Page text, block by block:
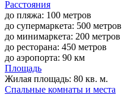
Расстояния
до пляжа: 100 метров
до супермаркета: 500 метров
до минимаркета: 200 метров
до ресторана: 450 метров
до аэропорта: 90 км
Площадь
Жилая площадь: 80 кв. м.
Спальные комнаты и места